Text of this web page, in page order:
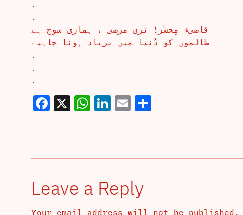
.
.
قاضیء مِحشَر! تری مرضی ، ہماری سوچ ہے
ظالموں کو دُنیا میں برباد ہونا چاہیے
.
.
.
Facebook
X WhatsApp
LinkedIn
EmailShare
Leave a Reply
Your email address will not be published.